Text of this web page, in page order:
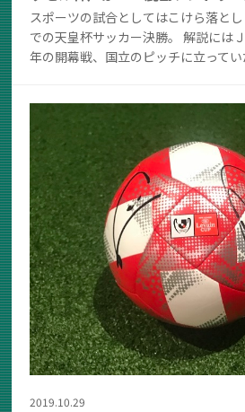
スポーツの試合としてはこけら落と
での天皇杯サッカー決勝。 解説には
年の開幕戦、国立のピッチに立って
2019.10.29